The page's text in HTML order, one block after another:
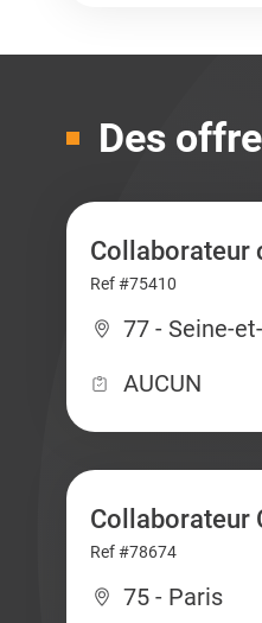
Des
Collaborateur
Ref #75410
77 - Seine-
AUCUN
Collaborateur
Ref #78674
75 - Paris